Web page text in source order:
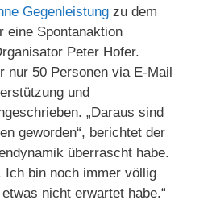
Gegenleistung zu dem
eine Spontanaktion
Peter Hofer.
nur 50 Personen via E-Mail
und
„Daraus sind
geworden“, berichtet der
überrascht habe.
Ich bin noch immer völlig
nicht erwartet habe.“